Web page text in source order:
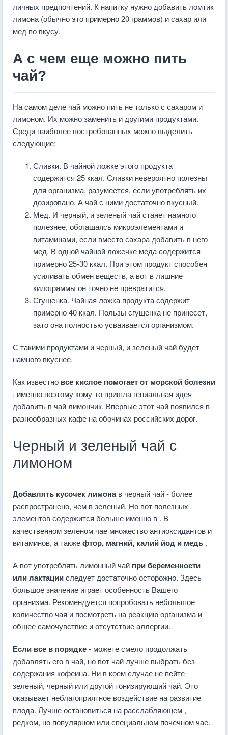
личных предпочтений. К напитку нужно добавить ломтик
лимона (обычно это примерно 20 граммов) и сахар или
мед по вкусу.
А с чем еще можно пить
чай?
На самом деле чай можно пить не только с сахаром и
лимоном. Их можно заменить и другими продуктами.
Среди наиболее востребованных можно выделить
следующие:
Сливки. В чайной ложке этого продукта
содержится 25 ккал. Сливки невероятно полезны
для организма, разумеется, если употреблять их
дозировано. А чай с ними достаточно вкусный.
Мед. И черный, и зеленый чай станет намного
полезнее, обогащаясь микроэлементами и
витаминами, если вместо сахара добавить в него
мед. В одной чайной ложечке меда содержится
примерно 25-30 ккал. При этом продукт способен
усиливать обмен веществ, а вот в лишние
килограммы он точно не превратится.
Сгущенка. Чайная ложка продукта содержит
примерно 40 ккал. Пользы сгущенка не принесет,
зато она полностью усваивается организмом.
С такими продуктами и черный, и зеленый чай будет
намного вкуснее.
Как известно все кислое помогает от морской болезни
, именно поэтому кому-то пришла гениальная идея
добавить в чай лимончик. Впервые этот чай появился в
разнообразных кафе на обочинах российских дорог.
Черный и зеленый чай с
лимоном
Добавлять кусочек лимонав черный чай - более
распространено, чем в зеленый. Но вот полезных
элементов содержится больше именно в . В
качественном зеленом чае множество антиоксидантов и
витаминов, а такжефтор, магний, калий йод и медь .
А вот употреблять лимонный чай при беременности
или лактацииследует достаточно осторожно. Здесь
большое значение играет особенность Вашего
организма. Рекомендуется попробовать небольшое
количество чая и посмотреть на реакцию организма и
общее самочувствие и отсутствие аллергии.
Если все в порядке- можете смело продолжать
добавлять его в чай, но вот чай лучше выбрать без
содержания кофеина. Ни в коем случае не пейте
зеленый, черный или другой тонизирующий чай. Это
оказывает неблагоприятное воздействие на развитие
плода. Лучше остановиться на расслабляющем ,
редком, но популярном или специальном почечном чае.